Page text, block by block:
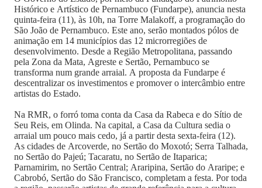
Histórico e Artístico de Pernambuco (Fundarpe), anuncia nesta
quinta-feira (11), às 10h, na Torre Malakoff, a programação do
São João de Pernambuco. Este ano, serão montados pólos de
animação em 14 municípios das 12 microrregiões de
desenvolvimento. Desde a Região Metropolitana, passando
pela Zona da Mata, Agreste e Sertão, Pernambuco se
transforma num grande arraial. A proposta da Fundarpe é
descentralizar os investimentos e promover o intercâmbio entre
artistas do Estado.
Na RMR, o forró toma conta da Casa da Rabeca e do Sítio de
Seu Reis, em Olinda. Na capital, a Casa da Cultura sedia o
arraial um pouco mais cedo, já a partir desta sexta-feira (12).
As cidades de Arcoverde, no Sertão do Moxotó; Serra Talhada,
no Sertão do Pajeú; Tacaratu, no Sertão de Itaparica;
Parnamirim, no Sertão Central; Araripina, Sertão do Araripe; e
Cabrobó, Sertão do São Francisco, completam a festa. Por toda